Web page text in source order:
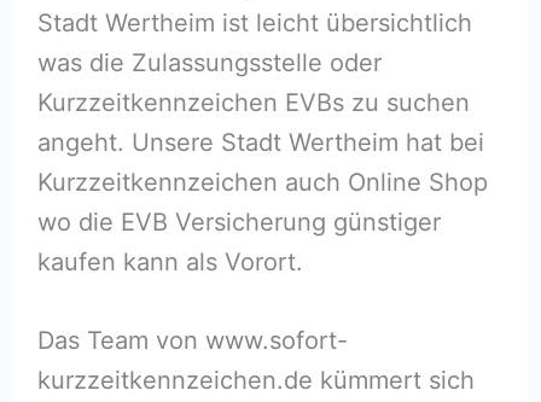
Stadt Wertheim ist leicht übersichtlich
was die Zulassungsstelle oder
Kurzzeitkennzeichen EVBs zu suchen
angeht. Unsere Stadt Wertheim hat bei
Kurzzeitkennzeichen auch Online Shop
wo die EVB Versicherung günstiger
kaufen kann als Vorort.
Das Team von www.sofort-
kurzzeitkennzeichen.de kümmert sich